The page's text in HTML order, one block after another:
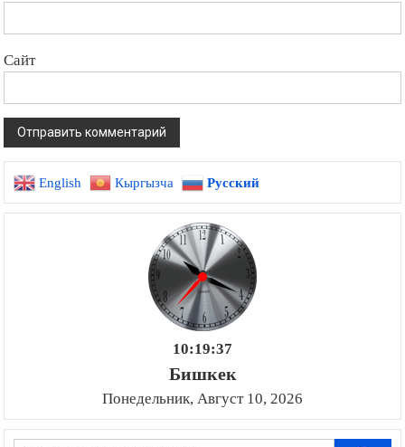
Сайт
English Кыргызча Русский
10:19:38
Бишкек
Понедельник, Август 10, 2026